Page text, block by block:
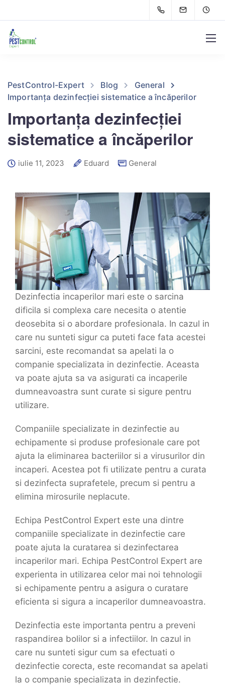
PestControl-Expert Blog
General
Importanța dezinfecției sistematice a încăperilor
Importanța dezinfecției
sistematice a încăperilor
iulie 11, 2023 Eduard General
Dezinfectia incaperilor mari este o sarcina
dificila si complexa care necesita o atentie
deosebita si o abordare profesionala. In cazul in
care nu sunteti sigur ca puteti face fata acestei
sarcini, este recomandat sa apelati la o
companie specializata in dezinfectie. Aceasta
va poate ajuta sa va asigurati ca incaperile
dumneavoastra sunt curate si sigure pentru
utilizare.
Companiile specializate in dezinfectie au
echipamente si produse profesionale care pot
ajuta la eliminarea bacteriilor si a virusurilor din
incaperi. Acestea pot fi utilizate pentru a curata
si dezinfecta suprafetele, precum si pentru a
elimina mirosurile neplacute.
Echipa PestControl Expert este una dintre
companiile specializate in dezinfectie care
poate ajuta la curatarea si dezinfectarea
incaperilor mari. Echipa PestControl Expert are
experienta in utilizarea celor mai noi tehnologii
si echipamente pentru a asigura o curatare
eficienta si sigura a incaperilor dumneavoastra.
Dezinfectia este importanta pentru a preveni
raspandirea bolilor si a infectiilor. In cazul in
care nu sunteti sigur cum sa efectuati o
dezinfectie corecta, este recomandat sa apelati
la o companie specializata in dezinfectie.